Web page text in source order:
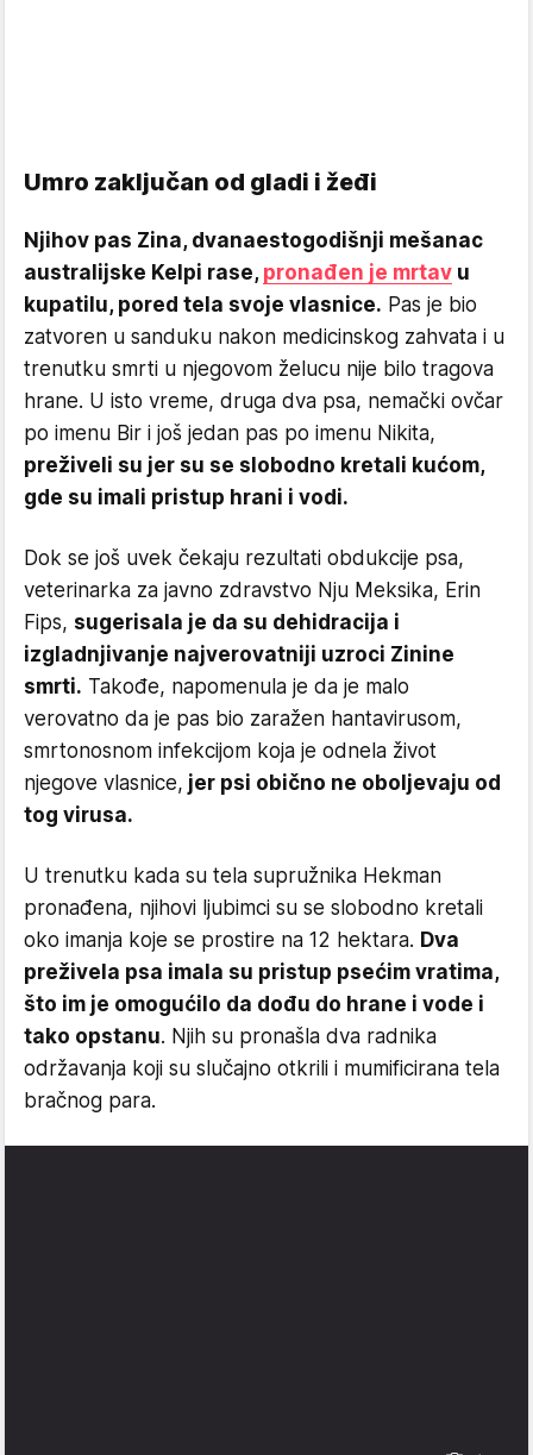
Umro zaključan od gladi i žeđi
Njihov pas Zina, dvanaestogodišnji mešanac
australijske Kelpi rase, pronađen je mrtav u
kupatilu, pored tela svoje vlasnice. Pas je bio
zatvoren u sanduku nakon medicinskog zahvata i u
trenutku smrti u njegovom želucu nije bilo tragova
hrane. U isto vreme, druga dva psa, nemački ovčar
po imenu Bir i još jedan pas po imenu Nikita,
preživeli su jer su se slobodno kretali kućom,
gde su imali pristup hrani i vodi.
Dok se još uvek čekaju rezultati obdukcije psa,
veterinarka za javno zdravstvo Nju Meksika, Erin
Fips, sugerisala je da su dehidracija i
izgladnjivanje najverovatniji uzroci Zinine
smrti. Takođe, napomenula je da je malo
verovatno da je pas bio zaražen hantavirusom,
smrtonosnom infekcijom koja je odnela život
njegove vlasnice, jer psi obično ne oboljevaju od
tog virusa.
U trenutku kada su tela supružnika Hekman
pronađena, njihovi ljubimci su se slobodno kretali
oko imanja koje se prostire na 12 hektara. Dva
preživela psa imala su pristup psećim vratima,
što im je omogućilo da dođu do hrane i vode i
tako opstanu. Njih su pronašla dva radnika
održavanja koji su slučajno otkrili i mumificirana tela
bračnog para.